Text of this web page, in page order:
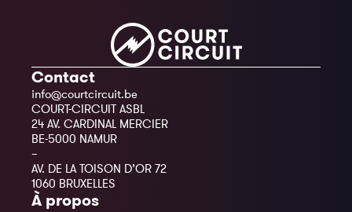
Contact
info@courtcircuit.be
COURT-CIRCUIT ASBL
24 AV. CARDINAL MERCIER
BE-5000 NAMUR
–
AV. DE LA TOISON D’OR 72
1060 BRUXELLES
À propos